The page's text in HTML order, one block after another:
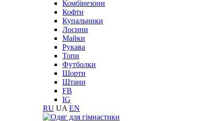
Комбінезони
Кофти
Купальники
Лосини
Майки
Рукава
Топи
Футболки
Шорти
Штани
FB
IG
RU UA EN